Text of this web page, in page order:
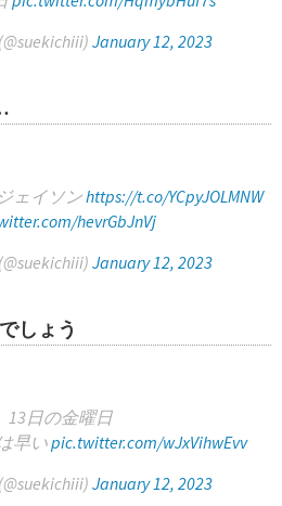
January 12, 2023
ェイソンhttps://t.co/YCpyJOLMNW
hevrGbJnVj
January 12, 2023
しょう
13日の金曜日
早いpic.twitter.com/wJxVihwEvv
January 12, 2023